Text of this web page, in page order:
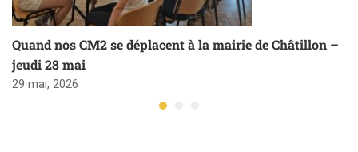
Quand nos CM2 se déplacent à la mairie de Châtillon –
jeudi 28 mai
29 mai, 2026